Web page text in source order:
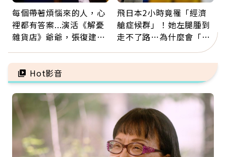
每個帶著煩惱來的人，心
裡都有答案...演活《解憂
雜貨店》爺爺，張復建：
善待自己
飛日本2小時竟罹「經濟
艙症候群」！她左腿腫到
走不了路…為什麼會「靜
脈血栓」？醫示警7種人
注意
Hot影音